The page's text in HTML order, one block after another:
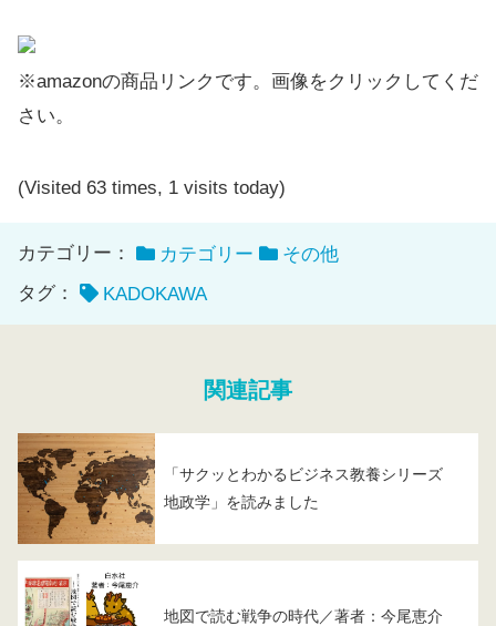
※amazonの商品リンクです。画像をクリックしてくだ
さい。
(Visited 63 times, 1 visits today)
カテゴリー： カテゴリー
その他
タグ：
KADOKAWA
関連記事
「サクッとわかるビジネス教養シリーズ
地政学」を読みました
地図で読む戦争の時代／著者：今尾恵介